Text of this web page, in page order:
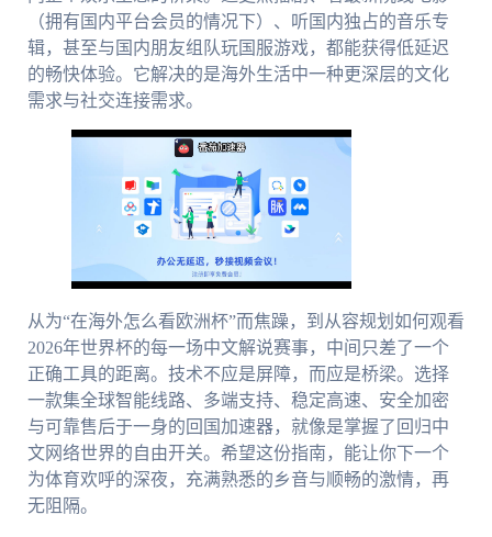
（拥有国内平台会员的情况下）、听国内独占的音乐专
辑，甚至与国内朋友组队玩国服游戏，都能获得低延迟
的畅快体验。它解决的是海外生活中一种更深层的文化
需求与社交连接需求。
从为“在海外怎么看欧洲杯”而焦躁，到从容规划如何观看
2026年世界杯的每一场中文解说赛事，中间只差了一个
正确工具的距离。技术不应是屏障，而应是桥梁。选择
一款集全球智能线路、多端支持、稳定高速、安全加密
与可靠售后于一身的回国加速器，就像是掌握了回归中
文网络世界的自由开关。希望这份指南，能让你下一个
为体育欢呼的深夜，充满熟悉的乡音与顺畅的激情，再
无阻隔。